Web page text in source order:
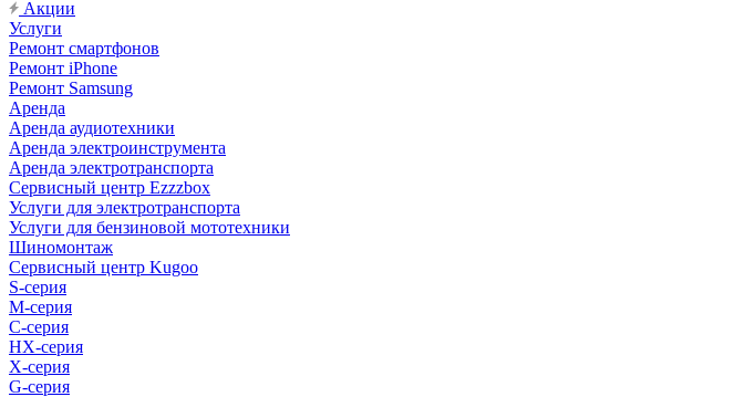
Акции
Услуги
Ремонт смартфонов
Ремонт iPhone
Ремонт Samsung
Аренда
Аренда аудиотехники
Аренда электроинструмента
Аренда электротранспорта
Сервисный центр Ezzzbox
Услуги для электротранспорта
Услуги для бензиновой мототехники
Шиномонтаж
Сервисный центр Kugoo
S-cерия
M-серия
С-серия
HX-серия
X-серия
G-серия